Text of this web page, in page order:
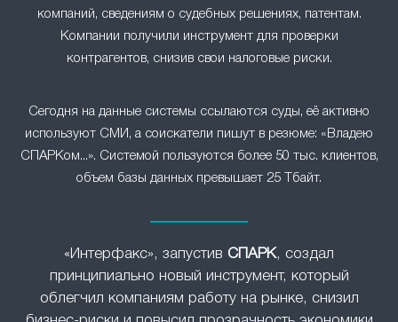
компаний, сведениям о судебных решениях, патентам.
Компании получили инструмент для проверки
контрагентов, снизив свои налоговые риски.
Сегодня на данные системы ссылаются суды, её активно
используют СМИ, а соискатели пишут в резюме: «Владею
СПАРКом...». Системой пользуются более 50 тыс. клиентов,
объем базы данных превышает 25 Тбайт.
«Интерфакс», запустив СПАРК, создал
принципиально новый инструмент, который
облегчил компаниям работу на рынке, снизил